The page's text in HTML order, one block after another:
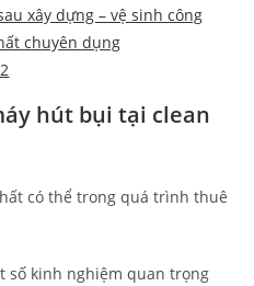
xây dựng – vệ sinh công
chuyên dụng
hút bụi tại clean
có thể trong quá trình thuê
số kinh nghiệm quan trọng